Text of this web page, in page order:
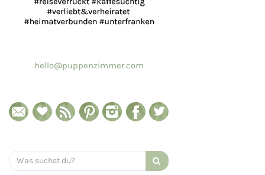
hello@puppenzimmer.com
Search
for: